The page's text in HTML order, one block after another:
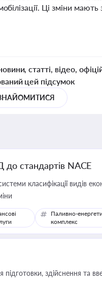
Ці зміни
статті, відео,
цей підсумок
до стандартів NACE
класифікації видів
Паливно-
комплекс
здійснення та